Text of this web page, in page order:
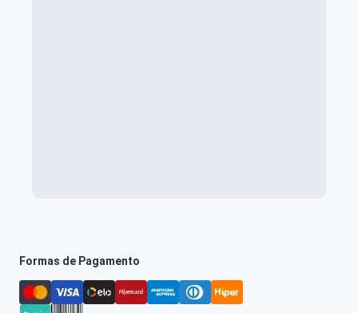
Formas de Pagamento